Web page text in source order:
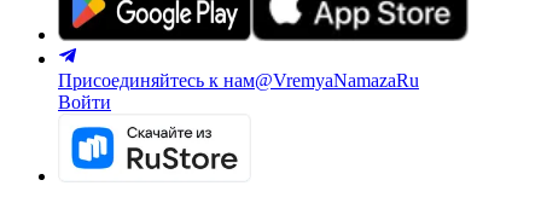
Присоединяйтесь к нам@VremyaNamazaRu
Войти